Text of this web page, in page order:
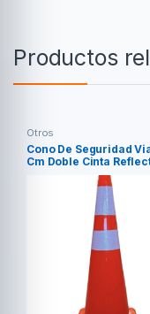
Productos
Otros
Cono De Seguridad
Cm Doble Cinta